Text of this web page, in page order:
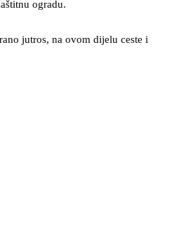
ogradu.
jutros, na ovom dijelu ceste i